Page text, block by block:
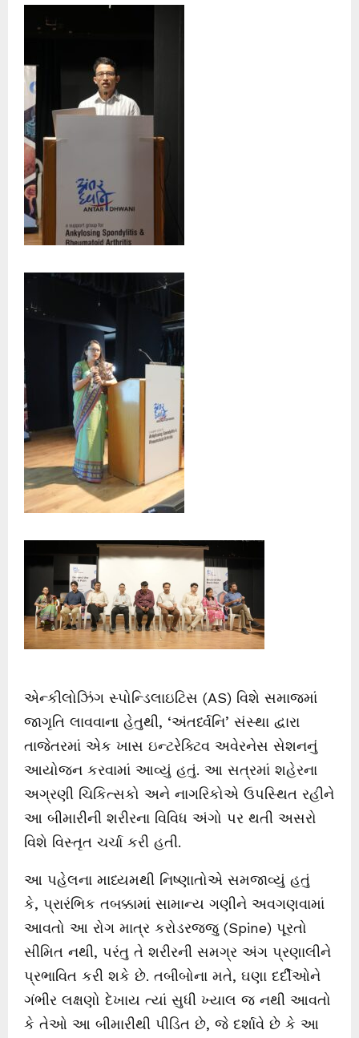
એન્કીલોઝિંગ સ્પોન્ડિલાઇટિસ (AS) વિશે સમાજમાં
જાગૃતિ લાવવાના હેતુથી, ‘અંતર્ધ્વનિ’ સંસ્થા દ્વારા
તાજેતરમાં એક ખાસ ઇન્ટરેક્ટિવ અવેરનેસ સેશનનું
આયોજન કરવામાં આવ્યું હતું. આ સત્રમાં શહેરના
અગ્રણી ચિકિત્સકો અને નાગરિકોએ ઉપસ્થિત રહીને
આ બીમારીની શરીરના વિવિધ અંગો પર થતી અસરો
વિશે વિસ્તૃત ચર્ચા કરી હતી.
આ પહેલના માધ્યમથી નિષ્ણાતોએ સમજાવ્યું હતું
કે, પ્રારંભિક તબક્કામાં સામાન્ય ગણીને અવગણવામાં
આવતો આ રોગ માત્ર કરોડરજ્જુ (Spine) પૂરતો
સીમિત નથી, પરંતુ તે શરીરની સમગ્ર અંગ પ્રણાલીને
પ્રભાવિત કરી શકે છે. તબીબોના મતે, ઘણા દર્દીઓને
ગંભીર લક્ષણો દેખાય ત્યાં સુધી ખ્યાલ જ નથી આવતો
કે તેઓ આ બીમારીથી પીડિત છે, જે દર્શાવે છે કે આ